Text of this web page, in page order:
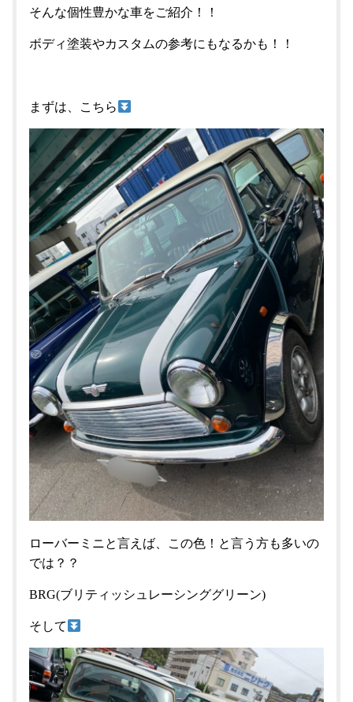
そんな個性豊かな車をご紹介！！
ボディ塗装やカスタムの参考にもなるかも！！
まずは、こちら
ローバーミニと言えば、この色！と言う方も多いの
では？？
BRG(ブリティッシュレーシンググリーン)
そして